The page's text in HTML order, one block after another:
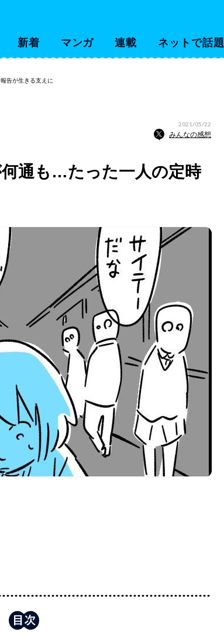
新着 マンガ 連載 ネットで話題
告が生きる支えに
2021/05/22
みんなの感想
何通も…たった一人の定時